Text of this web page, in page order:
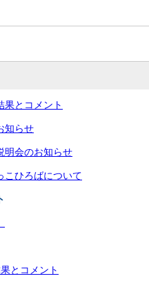
とコメント
知らせ
明会のお知らせ
ひろばについて
とコメント